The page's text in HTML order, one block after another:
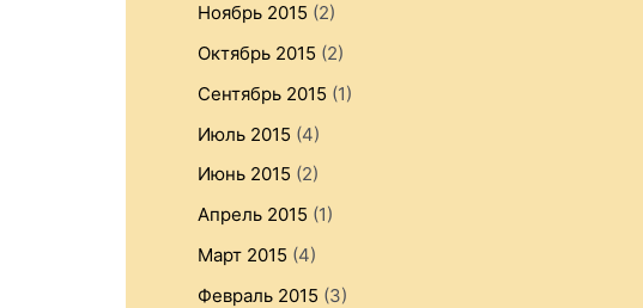
Ноябрь 2015 (2)
Октябрь 2015 (2)
Сентябрь 2015 (1)
Июль 2015 (4)
Июнь 2015 (2)
Апрель 2015 (1)
Март 2015 (4)
Февраль 2015 (3)